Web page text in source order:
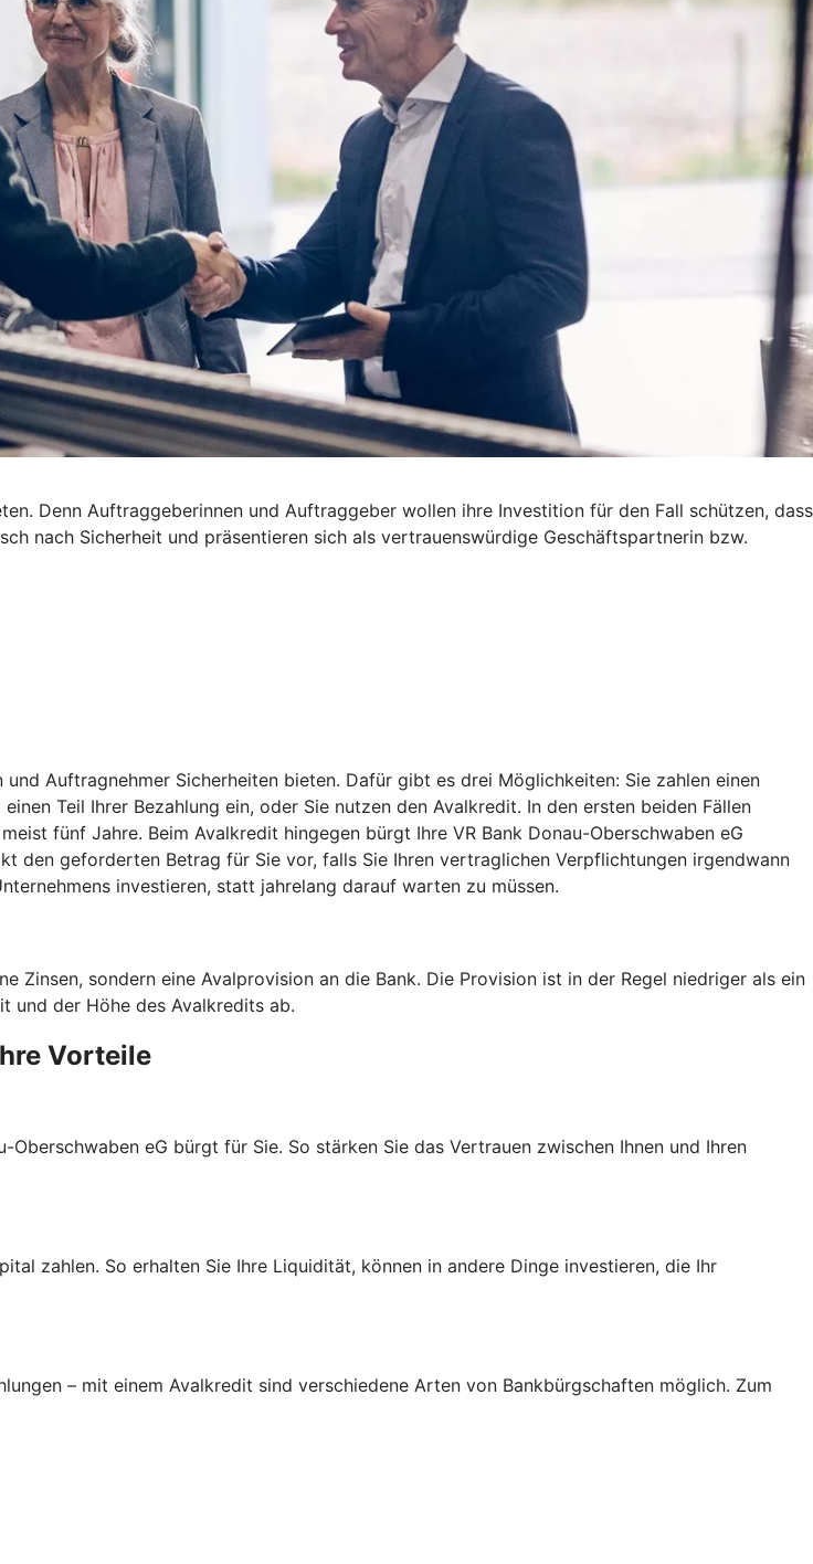
Denn Auftraggeberinnen und Auftraggeber wollen ihre Investition für den Fall schützen, dass
nach Sicherheit und präsentieren sich als vertrauenswürdige Geschäftspartnerin bzw.
Auftragnehmer Sicherheiten bieten. Dafür gibt es drei Möglichkeiten: Sie zahlen einen
Teil Ihrer Bezahlung ein, oder Sie nutzen den Avalkredit. In den ersten beiden Fällen
fünf Jahre. Beim Avalkredit hingegen bürgt Ihre VR Bank Donau-Oberschwaben eG
den geforderten Betrag für Sie vor, falls Sie Ihren vertraglichen Verpflichtungen irgendwann
investieren, statt jahrelang darauf warten zu müssen.
Zinsen, sondern eine Avalprovision an die Bank. Die Provision ist in der Regel niedriger als ein
und der Höhe des Avalkredits ab.
Vorteile
eG bürgt für Sie. So stärken Sie das Vertrauen zwischen Ihnen und Ihren
zahlen. So erhalten Sie Ihre Liquidität, können in andere Dinge investieren, die Ihr
– mit einem Avalkredit sind verschiedene Arten von Bankbürgschaften möglich. Zum